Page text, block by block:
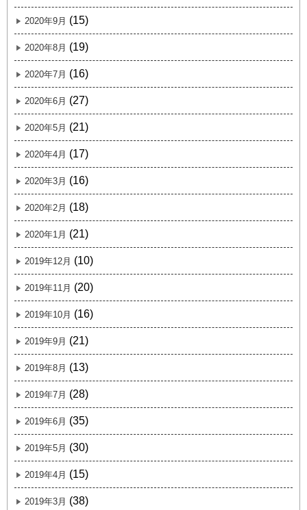
2020年9月 (15)
2020年8月 (19)
2020年7月 (16)
2020年6月 (27)
2020年5月 (21)
2020年4月 (17)
2020年3月 (16)
2020年2月 (18)
2020年1月 (21)
2019年12月 (10)
2019年11月 (20)
2019年10月 (16)
2019年9月 (21)
2019年8月 (13)
2019年7月 (28)
2019年6月 (35)
2019年5月 (30)
2019年4月 (15)
2019年3月 (38)